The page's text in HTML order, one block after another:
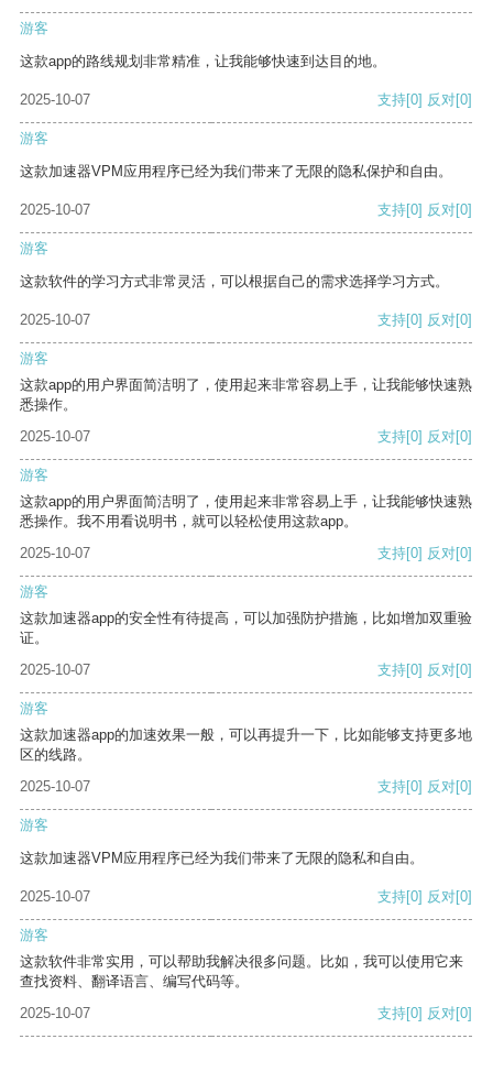
游客
这款app的路线规划非常精准，让我能够快速到达目的地。
2025-10-07 支持[0] 反对[0]
游客
这款加速器VPM应用程序已经为我们带来了无限的隐私保护和自由。
2025-10-07 支持[0] 反对[0]
游客
这款软件的学习方式非常灵活，可以根据自己的需求选择学习方式。
2025-10-07 支持[0] 反对[0]
游客
这款app的用户界面简洁明了，使用起来非常容易上手，让我能够快速熟
悉操作。
2025-10-07
支持[0] 反对[0]
游客
这款app的用户界面简洁明了，使用起来非常容易上手，让我能够快速熟
悉操作。我不用看说明书，就可以轻松使用这款app。
2025-10-07
支持[0] 反对[0]
游客
这款加速器app的安全性有待提高，可以加强防护措施，比如增加双重验
证。
2025-10-07
支持[0] 反对[0]
游客
这款加速器app的加速效果一般，可以再提升一下，比如能够支持更多地
区的线路。
2025-10-07
支持[0] 反对[0]
游客
这款加速器VPM应用程序已经为我们带来了无限的隐私和自由。
2025-10-07 支持[0] 反对[0]
游客
这款软件非常实用，可以帮助我解决很多问题。比如，我可以使用它来
查找资料、翻译语言、编写代码等。
2025-10-07
支持[0] 反对[0]